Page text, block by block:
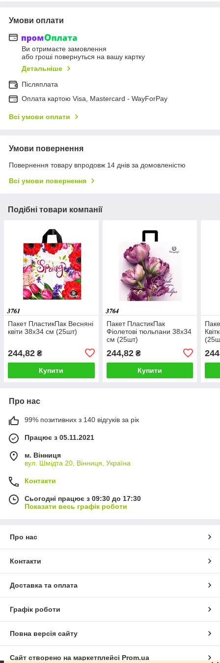
Умови оплати
Ви отримаєте замовлення
або гроші повернуться на вашу картку
Детальніше
Післяплата
Оплата картою Visa, Mastercard - WayForPay
Всі умови оплати
Умови повернення
Повернення товару впродовж 14 днів за домовленістю
Всі умови повернення
Подібні товари компанії
Пакет ПластикПак Весняні
квіти 38х34 см (25шт)
244,82 ₴
Купити
Пакет ПластикПак
Фіолетові тюльпани 38х34
см (25шт)
244,82₴
Купити
Про нас
99% позитивних з 140 відгуків за рік
Працює з 05.11.2021
м. Вінниця
вул. Шмідта 20, Вінниця, Україна
Контакти
Сьогодні працює з 09:30 до 17:30
Показати весь графік роботи
Про нас
Контакти
Доставка та оплата
Графік роботи
Повна версія сайту
Сайт створено на маркетплейсі Prom.ua